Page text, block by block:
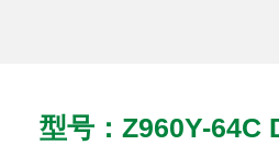
型号：Z960Y-64C